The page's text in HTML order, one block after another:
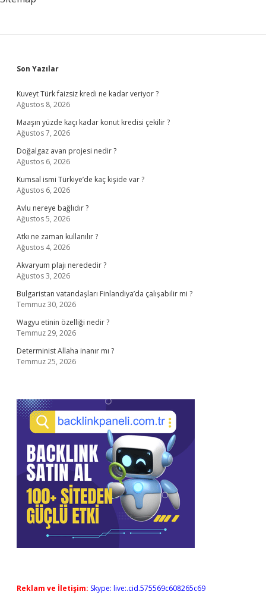
Sidebar
Son Yazılar
Kuveyt Türk faizsiz kredi ne kadar veriyor ?
Ağustos 8, 2026
Maaşın yüzde kaçı kadar konut kredisi çekilir ?
Ağustos 7, 2026
Doğalgaz avan projesi nedir ?
Ağustos 6, 2026
Kumsal ismi Türkiye’de kaç kişide var ?
Ağustos 6, 2026
Avlu nereye bağlıdır ?
Ağustos 5, 2026
Atkı ne zaman kullanılır ?
Ağustos 4, 2026
Akvaryum plajı nerededir ?
Ağustos 3, 2026
Bulgaristan vatandaşları Finlandiya’da çalışabilir mi ?
Temmuz 30, 2026
Wagyu etinin özelliği nedir ?
Temmuz 29, 2026
Determinist Allaha inanır mı ?
Temmuz 25, 2026
Reklam ve İletişim: Skype: live:.cid.575569c608265c69